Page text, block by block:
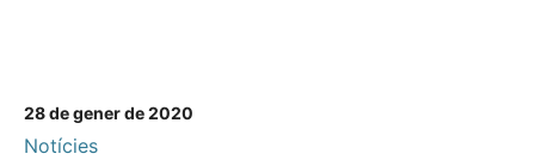
28 de gener de 2020
Notícies